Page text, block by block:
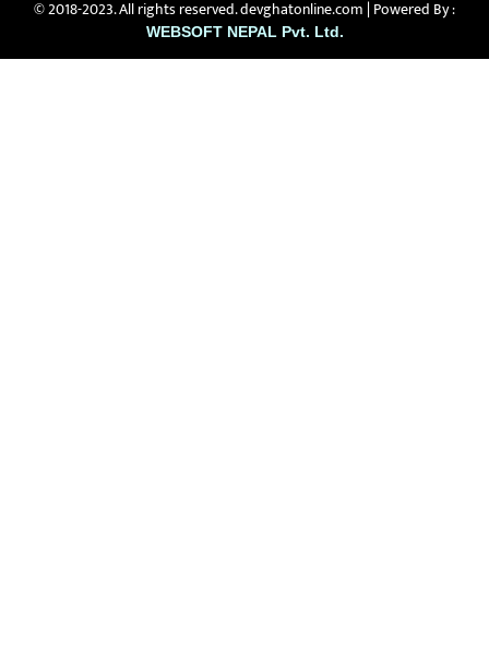
© 2018-2023. All rights reserved. devghatonline.com | Powered By :
WEBSOFT NEPAL Pvt. Ltd.